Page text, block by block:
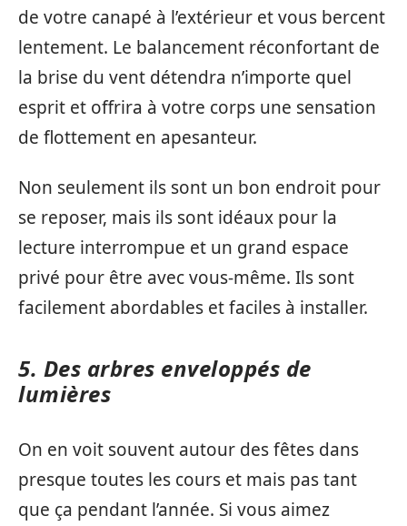
de votre canapé à l’extérieur et vous bercent
lentement. Le balancement réconfortant de
la brise du vent détendra n’importe quel
esprit et offrira à votre corps une sensation
de flottement en apesanteur.
Non seulement ils sont un bon endroit pour
se reposer, mais ils sont idéaux pour la
lecture interrompue et un grand espace
privé pour être avec vous-même. Ils sont
facilement abordables et faciles à installer.
5. Des arbres enveloppés de
lumières
On en voit souvent autour des fêtes dans
presque toutes les cours et mais pas tant
que ça pendant l’année. Si vous aimez